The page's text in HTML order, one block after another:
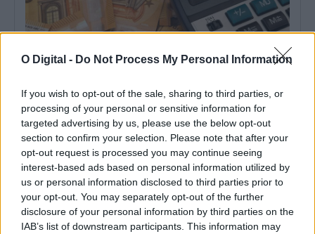
O Digital - Do Not Process My Personal Information
If you wish to opt-out of the sale, sharing to third parties, or
processing of your personal or sensitive information for
targeted advertising by us, please use the below opt-out
section to confirm your selection. Please note that after your
opt-out request is processed you may continue seeing
interest-based ads based on personal information utilized by
us or personal information disclosed to third parties prior to
your opt-out. You may separately opt-out of the further
disclosure of your personal information by third parties on the
IAB’s list of downstream participants. This information may
Alentejo 2030 disponibiliza 5,3M€ para recuperação de
património histórico
O programa Alentejo 2030 tem abertas candidaturas para apoiar
investimentos de valorização cultural e...
4 Agosto, 2026 - 23:02